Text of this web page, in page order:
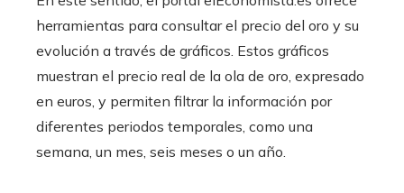
herramientas para consultar el precio del oro y su
evolución a través de gráficos. Estos gráficos
muestran el precio real de la ola de oro, expresado
en euros, y permiten filtrar la información por
diferentes periodos temporales, como una
semana, un mes, seis meses o un año.